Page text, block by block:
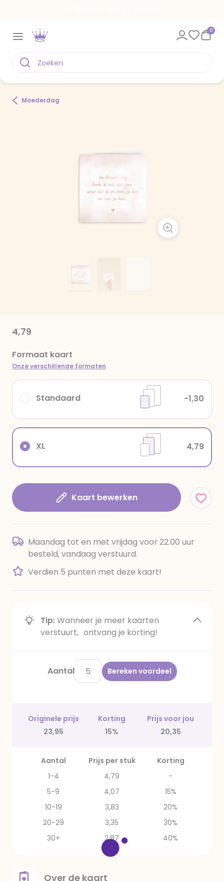
0
Moederdag
4,79
Formaat kaart
Onze verschillende formaten
XL 4,79
Standaard -1,30
Kaart bewerken
Maandag tot en met vrijdag voor 22.00 uur
besteld, vandaag verstuurd.
Verdien 5 punten met deze kaart!
Tip:Wanneer je meer kaarten
verstuurt, ontvang je korting!
Aantal Bereken voordeel
Originele prijs Korting
Prijs voor jou
23,95
15% 20,35
Aantal Prijs per stuk
Korting
1-4
4,79
-
5-9
4,07
15%
10-19
3,83
20%
20-29
3,35
30%
30+
2,87 40%
Over de kaart